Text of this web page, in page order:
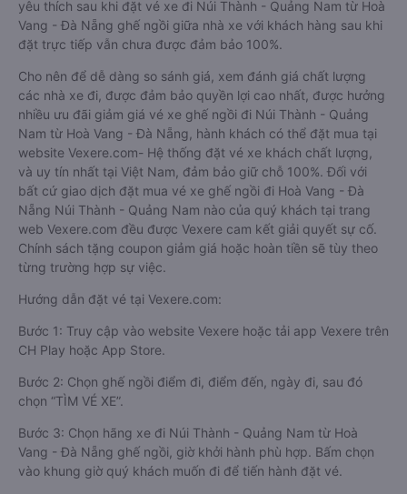
yêu thích sau khi đặt vé xe đi Núi Thành - Quảng Nam từ Hoà
Vang - Đà Nẵng ghế ngồi giữa nhà xe với khách hàng sau khi
đặt trực tiếp vẫn chưa được đảm bảo 100%.
Cho nên để dễ dàng so sánh giá, xem đánh giá chất lượng
các nhà xe đi, được đảm bảo quyền lợi cao nhất, được hưởng
nhiều ưu đãi giảm giá vé xe ghế ngồi đi Núi Thành - Quảng
Nam từ Hoà Vang - Đà Nẵng, hành khách có thể đặt mua tại
website Vexere.com- Hệ thống đặt vé xe khách chất lượng,
và uy tín nhất tại Việt Nam, đảm bảo giữ chỗ 100%. Đối với
bất cứ giao dịch đặt mua vé xe ghế ngồi đi Hoà Vang - Đà
Nẵng Núi Thành - Quảng Nam nào của quý khách tại trang
web Vexere.com đều được Vexere cam kết giải quyết sự cố.
Chính sách tặng coupon giảm giá hoặc hoàn tiền sẽ tùy theo
từng trường hợp sự việc.
Hướng dẫn đặt vé tại Vexere.com:
Bước 1: Truy cập vào website Vexere hoặc tải app Vexere trên
CH Play hoặc App Store.
Bước 2: Chọn ghế ngồi điểm đi, điểm đến, ngày đi, sau đó
chọn “TÌM VÉ XE”.
Bước 3: Chọn hãng xe đi Núi Thành - Quảng Nam từ Hoà
Vang - Đà Nẵng ghế ngồi, giờ khởi hành phù hợp. Bấm chọn
vào khung giờ quý khách muốn đi để tiến hành đặt vé.